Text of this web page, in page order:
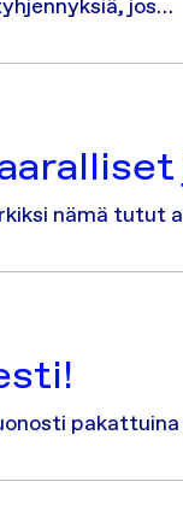
jos…
nämä tutut